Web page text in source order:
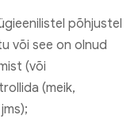
põhjustel
või see on olnud
(või
(meik,